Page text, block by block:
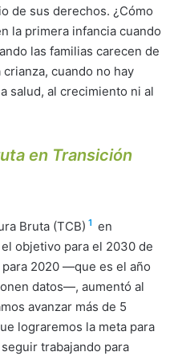
de sus derechos. ¿Cómo
la primera infancia cuando
las familias carecen de
cuando no hay
salud, al crecimiento ni al
en Transición
Bruta (TCB) 1 en
objetivo para el 2030 de
para 2020 —que es el año
datos—, aumentó al
avanzar más de 5
lograremos la meta para
trabajando para